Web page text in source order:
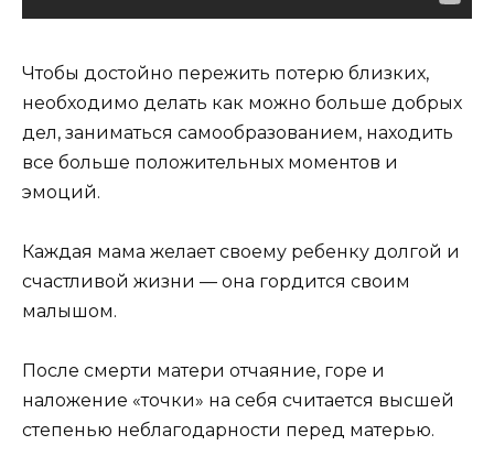
Чтобы достойно пережить потерю близких,
необходимо делать как можно больше добрых
дел, заниматься самообразованием, находить
все больше положительных моментов и
эмоций.
Каждая мама желает своему ребенку долгой и
счастливой жизни — она ​​гордится своим
малышом.
После смерти матери отчаяние, горе и
наложение «точки» на себя считается высшей
степенью неблагодарности перед матерью.